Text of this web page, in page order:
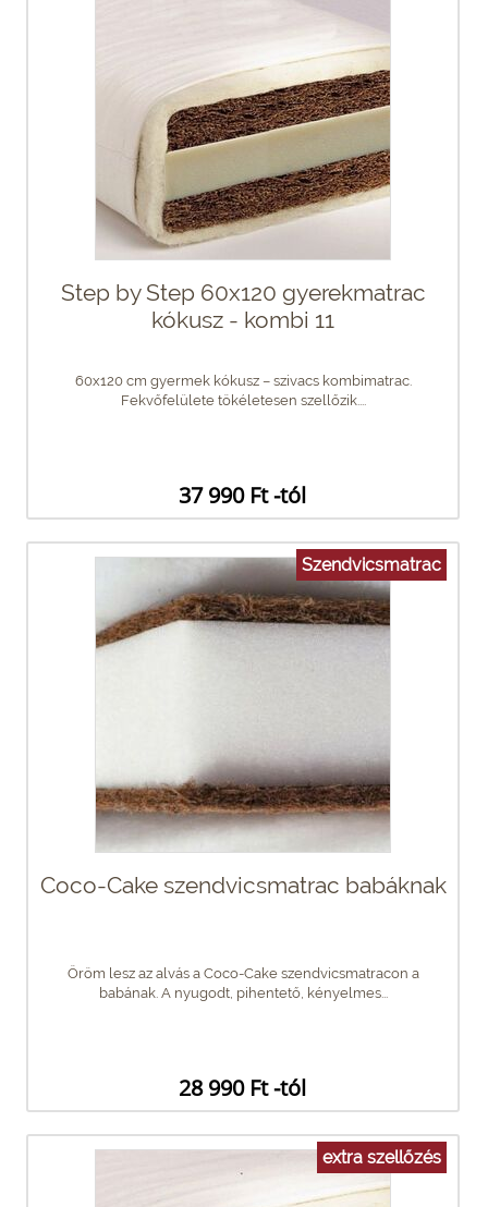
Step by Step 60x120 gyerekmatrac
kókusz - kombi 11
60x120 cm gyermek kókusz – szivacs kombimatrac.
Fekvőfelülete tökéletesen szellőzik....
37 990 Ft -tól
Szendvicsmatrac
Coco-Cake szendvicsmatrac babáknak
Öröm lesz az alvás a Coco-Cake szendvicsmatracon a
babának. A nyugodt, pihentető, kényelmes...
28 990 Ft -tól
extra szellőzés